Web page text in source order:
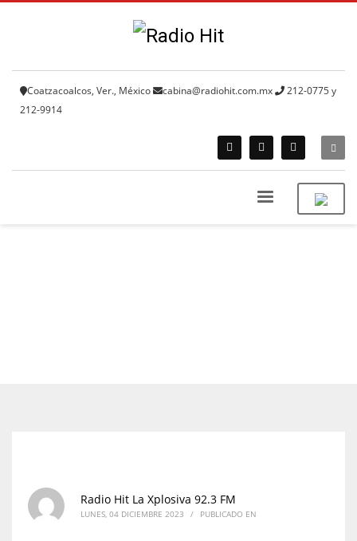
Coatzacoalcos, Ver., México cabina@radiohit.com.mx
212-0775 y
212-9914
Radio Hit La Xplosiva 92.3 FM
LUNES, 04 DICIEMBRE 2023 / PUBLICADO EN